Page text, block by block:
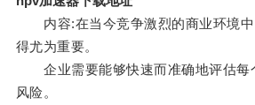
内容:在当今竞争激烈的商业环境中
得尤为重要。
企业需要能够快速而准确地评估每
风险。